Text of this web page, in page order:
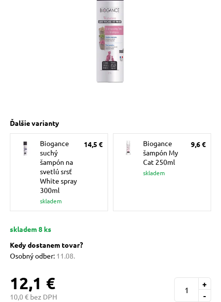
psov
a ohlávky
psov
Ďalšie varianty
Biogance
suchý
šampón na
svetlú srsť
White spray
300ml
skladem
14,5 €
Biogance
šampón My
Cat 250ml
skladem
9,6 €
skladem 8 ks
Kedy dostanem tovar?
Osobný odber: 11.08.
12,1 €
10,0 € bez DPH -
+